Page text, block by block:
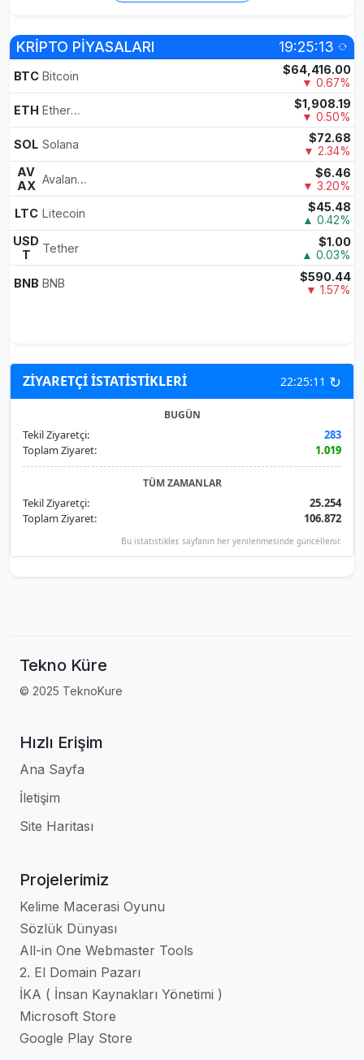
KRİPTO PİYASALARI 19:25:13
BTC Bitcoin $64,416.00
▼ 0.67%
ETH Ethereum $1,908.19
▼ 0.50%
SOL Solana $72.68
▼ 2.34%
AV
AX
Avalanche $6.46
▼ 3.20%
LTC Litecoin $45.48
▲ 0.42%
USD
T
Tether $1.00
▲ 0.03%
BNB BNB $590.44
▼ 1.57%
ZİYARETÇİ İSTATİSTİKLERİ 22:25:11 ↻
BUGÜN
Tekil Ziyaretçi:
283
Toplam Ziyaret:
1.019
TÜM ZAMANLAR
Tekil Ziyaretçi:
25.254
Toplam Ziyaret:
106.872
Bu istatistikler, sayfanın her yenilenmesinde güncellenir.
Tekno Küre
© 2025 TeknoKure
Hızlı Erişim
Ana Sayfa
İletişim
Site Haritası
Projelerimiz
Kelime Macerasi Oyunu
Sözlük Dünyası
All-in One Webmaster Tools
2. El Domain Pazarı
İKA ( İnsan Kaynakları Yönetimi )
Microsoft Store
Google Play Store